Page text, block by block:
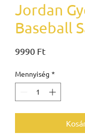
Jordan
Baseball
9990 FtÁr
Mennyiség *